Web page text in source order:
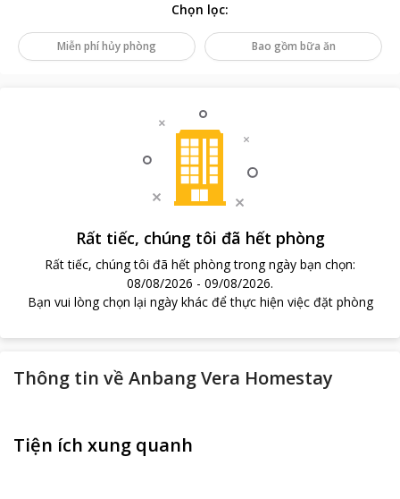
Chọn lọc:
Miễn phí hủy phòng Bao gồm bữa ăn
Rất tiếc, chúng tôi đã hết phòng
Rất tiếc, chúng tôi đã hết phòng trong ngày bạn chọn:
08/08/2026 - 09/08/2026.
Bạn vui lòng chọn lại ngày khác để thực hiện việc đặt phòng
Thông tin về Anbang Vera Homestay
Tiện ích xung quanh